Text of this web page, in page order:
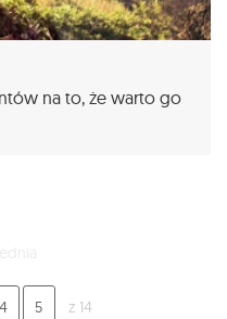
na to, że warto go
4 5 z 14